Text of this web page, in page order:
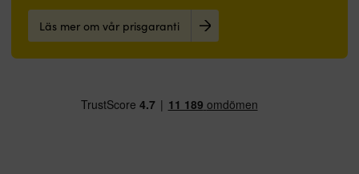
Läs mer om vår prisgaranti